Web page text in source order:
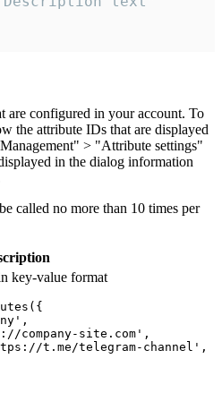
are configured in your account. To
the attribute IDs that are displayed
> "Attribute settings"
in the dialog information
called no more than 10 times per
key-value format
company-site.com',
t.me/telegram-channel',